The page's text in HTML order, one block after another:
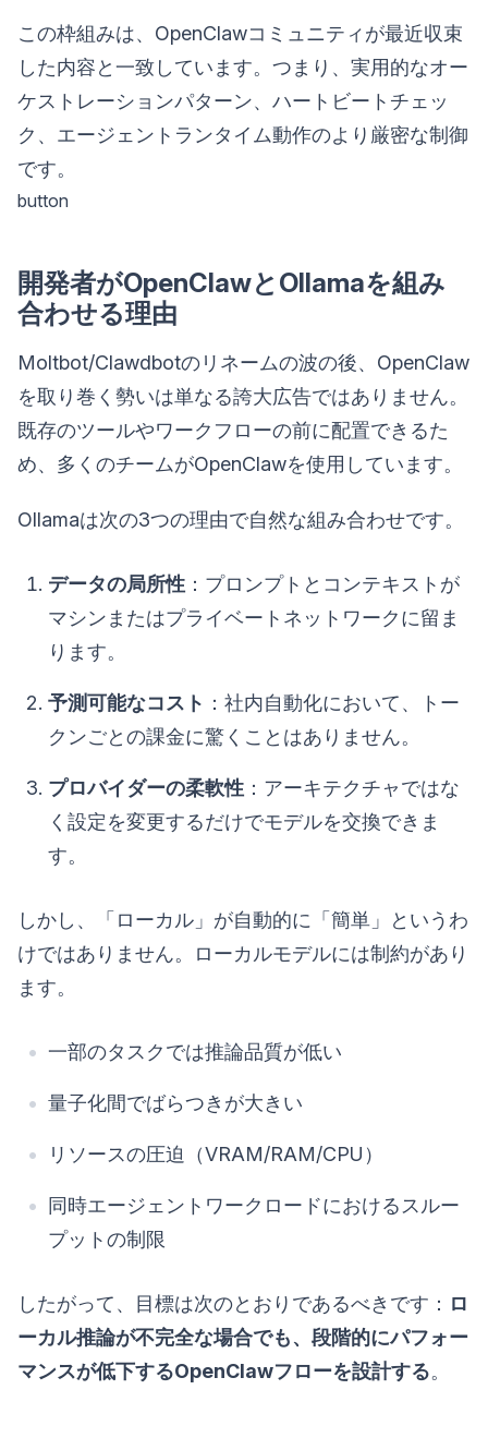
この枠組みは、OpenClawコミュニティが最近収束
した内容と一致しています。つまり、実用的なオー
ケストレーションパターン、ハートビートチェッ
ク、エージェントランタイム動作のより厳密な制御
です。
button
開発者がOpenClawとOllamaを組み
合わせる理由
Moltbot/Clawdbotのリネームの波の後、OpenClaw
を取り巻く勢いは単なる誇大広告ではありません。
既存のツールやワークフローの前に配置できるた
め、多くのチームがOpenClawを使用しています。
Ollamaは次の3つの理由で自然な組み合わせです。
データの局所性 ：プロンプトとコンテキストが
マシンまたはプライベートネットワークに留ま
ります。
予測可能なコスト ：社内自動化において、トー
クンごとの課金に驚くことはありません。
プロバイダーの柔軟性 ：アーキテクチャではな
く設定を変更するだけでモデルを交換できま
す。
しかし、「ローカル」が自動的に「簡単」というわ
けではありません。ローカルモデルには制約があり
ます。
一部のタスクでは推論品質が低い
量子化間でばらつきが大きい
リソースの圧迫（VRAM/RAM/CPU）
同時エージェントワークロードにおけるスルー
プットの制限
したがって、目標は次のとおりであるべきです： ロ
ーカル推論が不完全な場合でも、段階的にパフォー
マンスが低下するOpenClawフローを設計する。